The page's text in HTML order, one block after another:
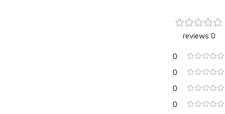
0 reviews
0
0
0
0